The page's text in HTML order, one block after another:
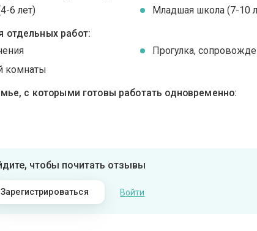
6 лет)
Младшая школа (7-10
отдельных работ:
Прогулка,
комнаты
с которыми готовы работать одновременно:
чтобы почитать отзывы
Зарегистрироваться Войти